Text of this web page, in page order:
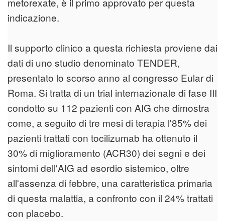
indicazione.
Il supporto clinico a questa richiesta proviene dai
dati di uno studio denominato TENDER,
presentato lo scorso anno al congresso Eular di
Roma. Si tratta di un trial internazionale di fase III
condotto su 112 pazienti con AIG che dimostra
come, a seguito di tre mesi di terapia l'85% dei
pazienti trattati con tocilizumab ha ottenuto il
30% di miglioramento (ACR30) dei segni e dei
sintomi dell'AIG ad esordio sistemico, oltre
all'assenza di febbre, una caratteristica primaria
di questa malattia, a confronto con il 24% trattati
con placebo.